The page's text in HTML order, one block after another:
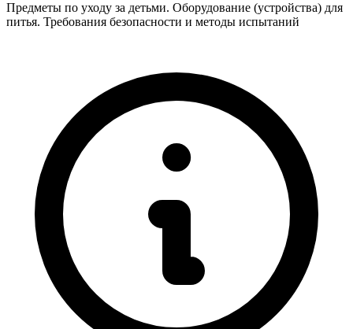
Предметы по уходу за детьми. Оборудование (устройства) для
питья. Требования безопасности и методы испытаний